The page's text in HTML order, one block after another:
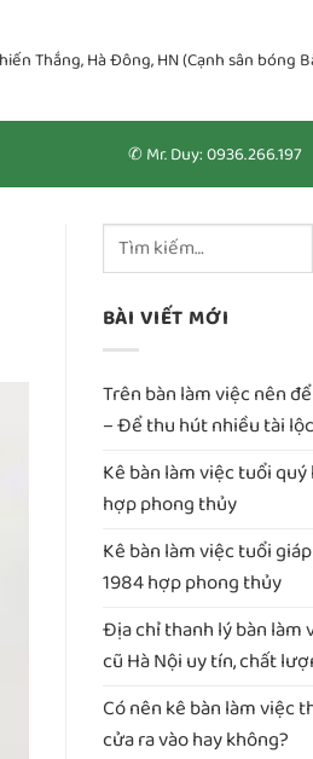
Thắng, Hà Đông, HN (Cạnh sân bóng
✆ Mr. Duy: 0936.266.197
BÀI VIẾT MỚI
Trên bàn làm việc nên
– Để thu hút nhiều tài lộc
Kê bàn làm việc tuổi
hợp phong thủy
Kê bàn làm việc tuổi
1984 hợp phong thủy
Địa chỉ thanh lý bàn làm
cũ Hà Nội uy tín, chất
Có nên kê bàn làm việc
cửa ra vào hay không?